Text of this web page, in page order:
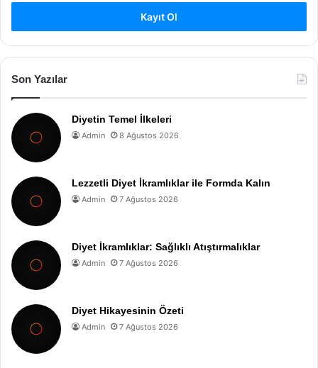
Kayıt Ol
Son Yazılar
Diyetin Temel İlkeleri
Admin 8 Ağustos 2026
Lezzetli Diyet İkramlıklar ile Formda Kalın
Admin 7 Ağustos 2026
Diyet İkramlıklar: Sağlıklı Atıştırmalıklar
Admin 7 Ağustos 2026
Diyet Hikayesinin Özeti
Admin 7 Ağustos 2026